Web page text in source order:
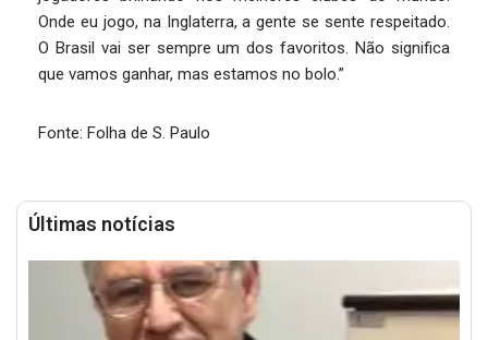
Onde eu jogo, na Inglaterra, a gente se sente respeitado.
O Brasil vai ser sempre um dos favoritos. Não significa
que vamos ganhar, mas estamos no bolo.”
Fonte: Folha de S. Paulo
Últimas notícias